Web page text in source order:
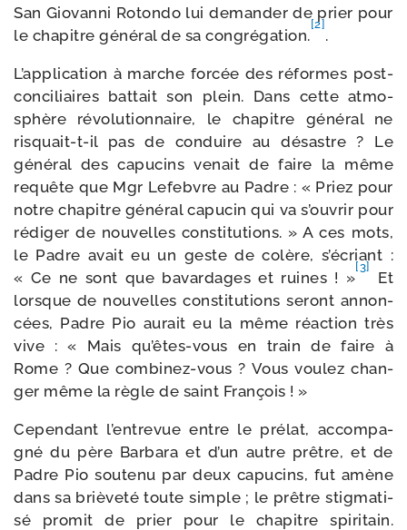
San Giovanni Rotondo lui deman­der de prier pour
le cha­pitre géné­ral de sa congré­ga­tion.
[2]
.
L’application à marche for­cée des réformes post-​
conciliaires bat­tait son plein. Dans cette atmo­
sphère révo­lu­tion­naire, le cha­pitre géné­ral ne
risquait-​t-​il pas de conduire au désastre ? Le
géné­ral des capu­cins venait de faire la même
requête que Mgr Lefebvre au Padre : « Priez pour
notre cha­pitre géné­ral capu­cin qui va s’ou­vrir pour
rédi­ger de nou­velles consti­tu­tions. » A ces mots,
le Padre avait eu un geste de colère, s’é­criant :
« Ce ne sont que bavar­dages et ruines ! »
[3]
Et
lorsque de nou­velles consti­tu­tions seront annon­
cées, Padre Pio aurait eu la même réac­tion très
vive : « Mais qu’êtes-​vous en train de faire à
Rome ? Que combinez-​vous ? Vous vou­lez chan­
ger même la règle de saint François ! »
Cependant l’en­tre­vue entre le pré­lat, accom­pa­
gné du père Barbara et d’un autre prêtre, et de
Padre Pio sou­te­nu par deux capu­cins, fut amène
dans sa briè­ve­té toute simple ; le prêtre stig­ma­ti­
sé pro­mit de prier pour le cha­pitre spi­ri­tain.